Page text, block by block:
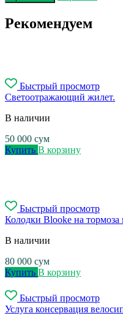
Рекомендуем
Быстрый просмотр
Светоотражающий жилет.
В наличии
50 000 сум
Купить В корзину
Быстрый просмотр
Колодки Blooke на тормоза
В наличии
80 000 сум
Купить В корзину
Быстрый просмотр
Услуга консервация